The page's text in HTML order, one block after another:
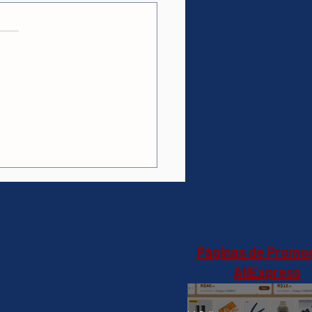
Páginas de
AliExpress